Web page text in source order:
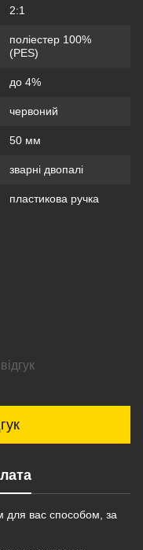
2:1
поліестер 100%
(PES)
до 4%
червоний
50 мм
зварні двопалі
пластикова ручка
вас способом, за